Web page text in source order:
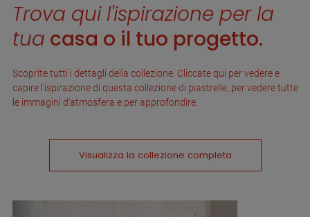
Trova qui l'ispirazione per la
tua casa o il tuo progetto.
Scoprite tutti i dettagli della collezione. Cliccate qui per vedere e
capire l'ispirazione di questa collezione di piastrelle, per vedere tutte
le immagini d'atmosfera e per approfondire.
Visualizza la collezione completa